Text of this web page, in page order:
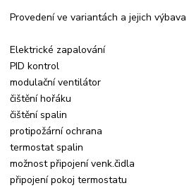
Provedení ve variantách a jejich výbava
Elektrické zapalování
PID kontrol
modulační ventilátor
čištění hořáku
čištění spalin
protipožární ochrana
termostat spalin
možnost připojení venk.čidla
připojení pokoj termostatu